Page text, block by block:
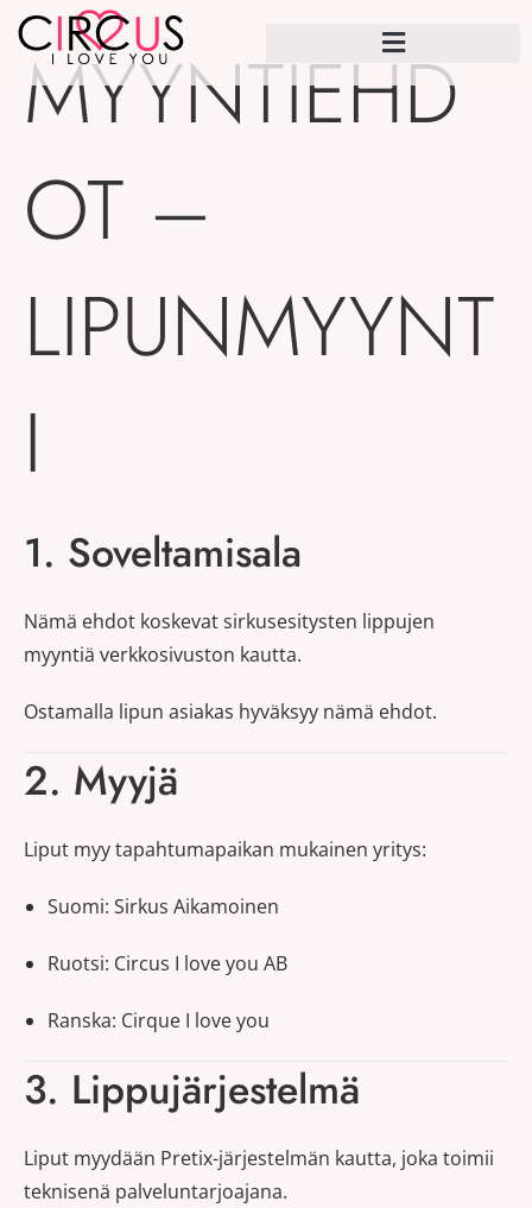
MYYNTIEHD
OT –
LIPUNMYYNT
I
1. Soveltamisala
Nämä ehdot koskevat sirkusesitysten lippujen
myyntiä verkkosivuston kautta.
Ostamalla lipun asiakas hyväksyy nämä ehdot.
2. Myyjä
Liput myy tapahtumapaikan mukainen yritys:
Suomi: Sirkus Aikamoinen
Ruotsi: Circus I love you AB
Ranska: Cirque I love you
3. Lippujärjestelmä
Liput myydään Pretix-järjestelmän kautta, joka toimii
teknisenä palveluntarjoajana.